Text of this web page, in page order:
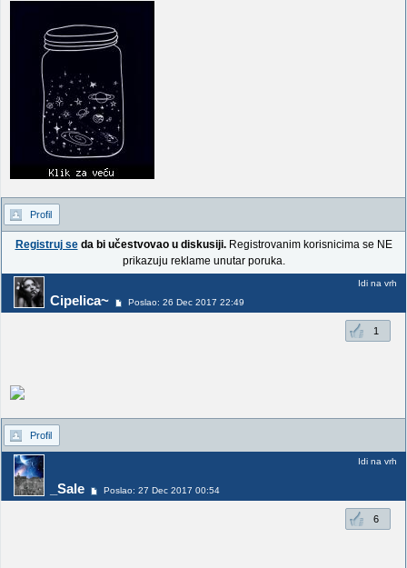
Profil
Registruj seda bi učestvovao u diskusiji.Registrovanim korisnicima se NE
prikazuju reklame unutar poruka.
Cipelica~ Poslao: 26 Dec 2017 22:49
Idi na vrh
1
Profil
_Sale Poslao: 27 Dec 2017 00:54
Idi na vrh
6